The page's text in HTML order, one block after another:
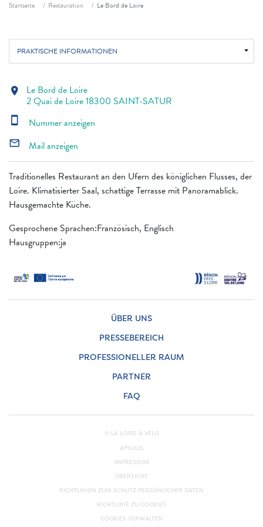
Startseite Restauration Le Bord de Loire
PRAKTISCHE INFORMATIONEN
Traditionelles Restaurant an den Ufern des königlichen Flusses, der
Loire. Klimatisierter Saal, schattige Terrasse mit Panoramablick.
Hausgemachte Küche.
Gesprochene Sprachen:Französisch, Englisch
Hausgruppen:ja
location_on Le Bord de Loire
2 Quai de Loire 18300 SAINT-SATUR
smartphone Nummer anzeigen
mail_outline Mail anzeigen
ÜBER UNS
PRESSEBEREICH
PROFESSIONELLER RAUM
PARTNER
FAQ
© LA LOIRE À VÉLO
APSULIS
IMPRESSUM
ÜBERSICHT
RICHTLINIEN ZUM SCHUTZ PERSÖNLICHER DATEN
RICHTLINIE ZU COOKIES
COOKIES VERWALTEN